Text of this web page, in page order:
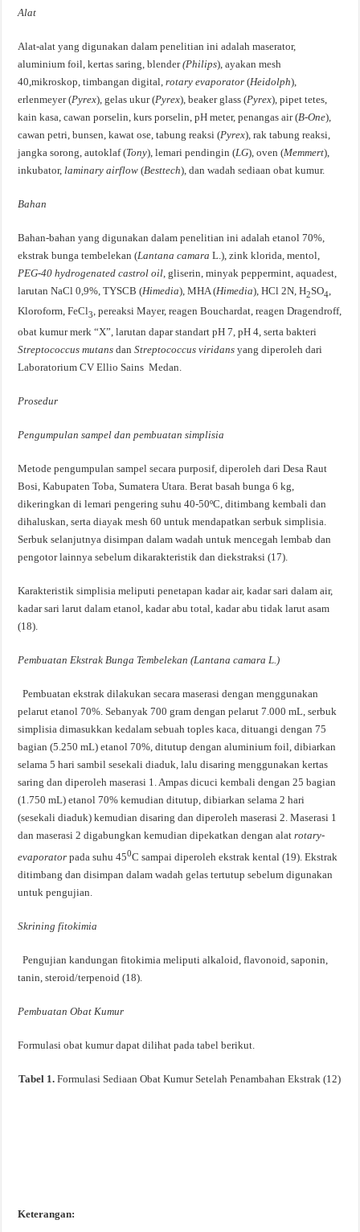
Alat
Alat-alat yang digunakan dalam penelitian ini adalah maserator,
aluminium foil, kertas saring, blender(Philips), ayakan mesh
40,mikroskop, timbangan digital,rotary evaporator (Heidolph),
erlenmeyer (Pyrex), gelas ukur (Pyrex), beaker glass (Pyrex), pipet tetes,
kain kasa, cawan porselin, kurs porselin, pH meter, penangas air (B-One),
cawan petri, bunsen, kawat ose, tabung reaksi (Pyrex), rak tabung reaksi,
jangka sorong, autoklaf (Tony), lemari pendingin (LG), oven (Memmert),
inkubator, laminary airflow (Besttech), dan wadah sediaan obat kumur.
Bahan
Bahan-bahan yang digunakan dalam penelitian ini adalah etanol 70%,
ekstrak bunga tembelekan (Lantana camara L.), zink klorida, mentol,
PEG-40 hydrogenated castrol oil , gliserin, minyak peppermint, aquadest,
larutan NaCl 0,9%, TYSCB (Himedia), MHA (Himedia), HCl 2N, H2SO4
Kloroform, FeCl3, pereaksi Mayer, reagen Bouchardat, reagen Dragendroff,
obat kumur merk “X”, larutan dapar standart pH 7, pH 4, serta bakteri
Streptococcus mutans danStreptococcus viridans yang diperoleh dari
Laboratorium CV Ellio Sains Medan.
Prosedur
Pengumpulan sampel dan pembuatan simplisia
Metode pengumpulan sampel secara purposif, diperoleh dari Desa Raut
Bosi, Kabupaten Toba, Sumatera Utara. Berat basah bunga 6 kg,
dikeringkan di lemari pengering suhu 40-50ºC, ditimbang kembali dan
dihaluskan, serta diayak mesh 60 untuk mendapatkan serbuk simplisia.
Serbuk selanjutnya disimpan dalam wadah untuk mencegah lembab dan
pengotor lainnya sebelum dikarakteristik dan diekstraksi (17).
Karakteristik simplisia meliputi penetapan kadar air, kadar sari dalam air,
kadar sari larut dalam etanol, kadar abu total, kadar abu tidak larut asam
(18).
Pembuatan Ekstrak Bunga Tembelekan (Lantana camara L.)
Pembuatan ekstrak dilakukan secara maserasi dengan menggunakan
pelarut etanol 70%. Sebanyak 700 gram dengan pelarut 7.000 mL, serbuk
simplisia dimasukkan kedalam sebuah toples kaca, dituangi dengan 75
bagian (5.250 mL) etanol 70%, ditutup dengan aluminium foil, dibiarkan
selama 5 hari sambil sesekali diaduk, lalu disaring menggunakan kertas
saring dan diperoleh maserasi 1. Ampas dicuci kembali dengan 25 bagian
(1.750 mL) etanol 70% kemudian ditutup, dibiarkan selama 2 hari
(sesekali diaduk) kemudian disaring dan diperoleh maserasi 2. Maserasi 1
dan maserasi 2 digabungkan kemudian dipekatkan dengan alatrotary-
evaporator pada suhu 450C sampai diperoleh ekstrak kental (19). Ekstrak
ditimbang dan disimpan dalam wadah gelas tertutup sebelum digunakan
untuk pengujian.
Skrining fitokimia
Pengujian kandungan fitokimia meliputi alkaloid, flavonoid, saponin,
tanin, steroid/terpenoid (18).
Pembuatan Obat Kumur
Formulasi obat kumur dapat dilihat pada tabel berikut.
Tabel 1. Formulasi Sediaan Obat Kumur Setelah Penambahan Ekstrak (12)
Keterangan: